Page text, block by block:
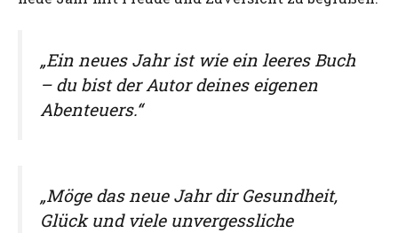
„Ein neues Jahr ist wie ein leeres Buch
– du bist der Autor deines eigenen
Abenteuers.“
„Möge das neue Jahr dir Gesundheit,
Glück und viele unvergessliche